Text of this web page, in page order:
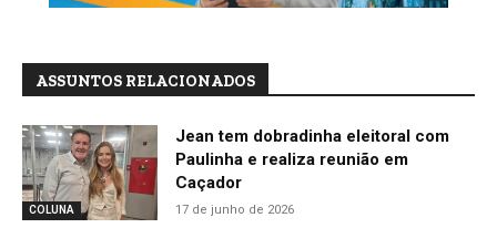
ASSUNTOS RELACIONADOS
COLUNA
Jean tem dobradinha eleitoral com
Paulinha e realiza reunião em
Caçador
17 de junho de 2026